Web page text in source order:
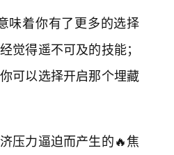
味着你有了更多的选择
觉得遥不可及的技能；
可以选择开启那个埋藏
压力逼迫而产生的🔥焦